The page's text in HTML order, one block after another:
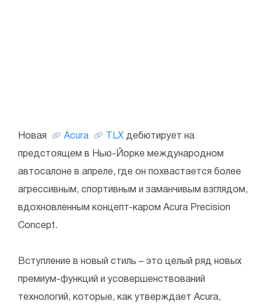
Новая Acura TLX дебютирует на
предстоящем в Нью-Йорке международном
автосалоне в апреле, где он похвастается более
агрессивным, спортивным и заманчивым взглядом,
вдохновленным концепт-каром Acura Precision
Concept.
Вступление в новый стиль – это целый ряд новых
премиум-функций и усовершенствований
технологий, которые, как утверждает Acura,